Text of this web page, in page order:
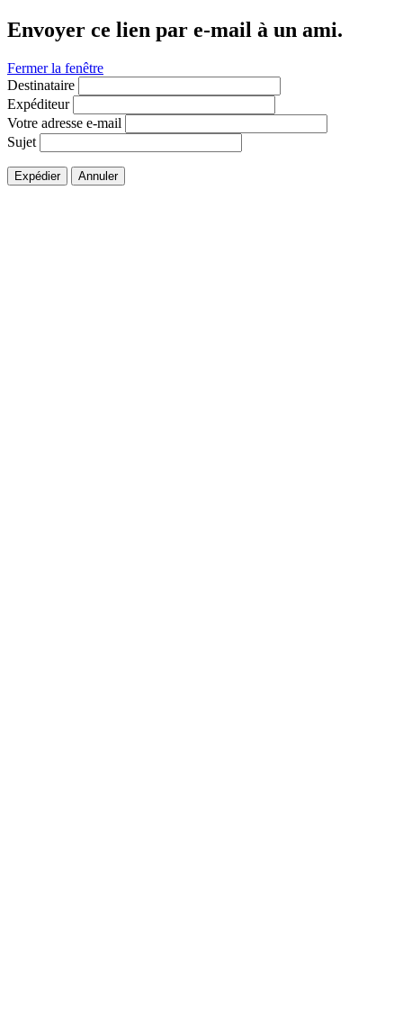
Envoyer ce lien par e-mail à un ami.
Fermer la fenêtre
Destinataire
Expéditeur
Votre adresse e-mail
Sujet
Expédier Annuler